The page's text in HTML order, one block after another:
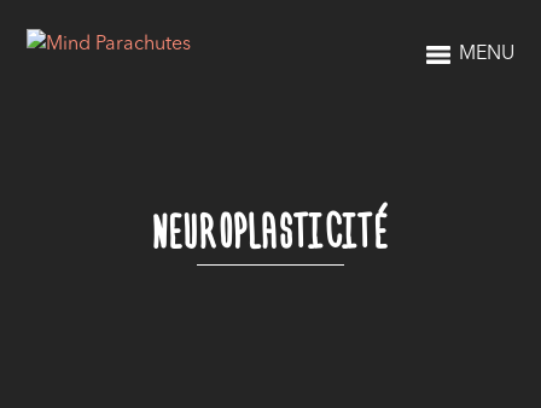
MENU
NEUROPLASTICITÉ